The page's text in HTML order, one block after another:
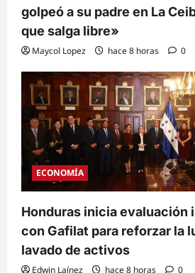
golpeó a su padre en La
que salga libre»
Maycol Lopez hace 8 horas 0
ECONOMÍA
Honduras inicia evaluación
con Gafilat para reforzar la
lavado de activos
Edwin Laínez hace 8 horas 0